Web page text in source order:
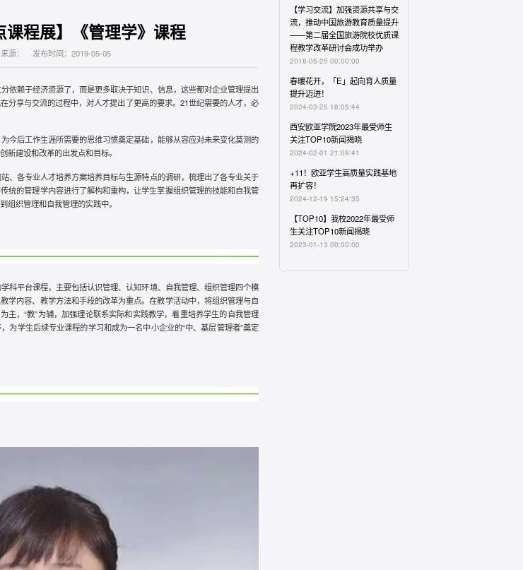
课程展】《管理学》课程
来源： 发布时间：2019-05-05
依赖于经济资源了，而是更多取决于知识、信息，这些都对企业管理提出
分享与交流的过程中，对人才提出了更高的要求。21世纪需要的人才，必
今后工作生涯所需要的思维习惯奠定基础，能够从容应对未来变化莫测的
新建设和改革的出发点和目标。
、各专业人才培养方案培养目标与生源特点的调研，梳理出了各专业关于
统的管理学内容进行了解构和重构，让学生掌握组织管理的技能和自我管
组织管理和自我管理的实践中。
科平台课程，主要包括认识管理、认知环境、自我管理、组织管理四个模
学内容、教学方法和手段的改革为重点。在教学活动中，将组织管理与自
主，“教”为辅，加强理论联系实际和实践教学，着重培养学生的自我管理
为学生后续专业课程的学习和成为一名中小企业的“中、基层管理者”奠定
【学习交流】加强资源共享与交
流，推动中国旅游教育质量提升
——第二届全国旅游院校优质课
程教学改革研讨会成功举办
2018-05-25 00:00:00
春暖花开，「E」起向育人质量
提升迈进！
2024-03-25 18:05:44
西安欧亚学院2023年最受师生
关注TOP10新闻揭晓
2024-02-01 21:09:41
+11！ 欧亚学生高质量实践基地
再扩容！
2024-12-19 15:24:35
【TOP10】我校2022年最受师
生关注TOP10新闻揭晓
2023-01-13 00:00:00